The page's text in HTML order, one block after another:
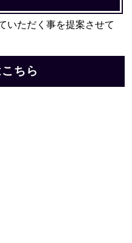
いただく事を提案させて
ちら